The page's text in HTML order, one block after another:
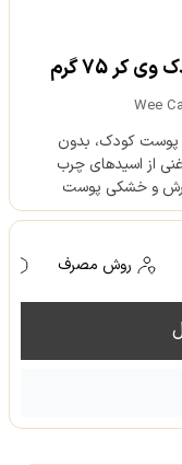
75 گرم
Wee
پوست کودک، بدون
اکساید، غنی از اسیدهای چرب
و خشکی پوست
روش مصرف